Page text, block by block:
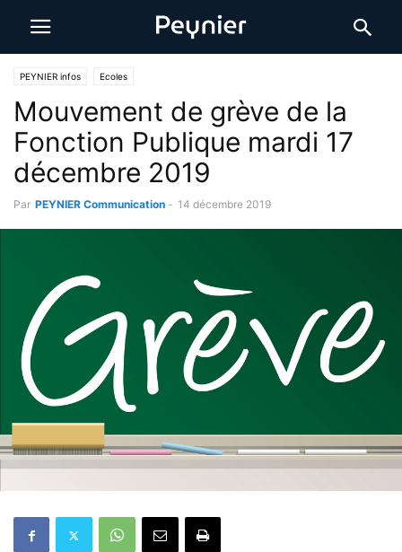
PEYNIER infos Ecoles
Mouvement de grève de la
Fonction Publique mardi 17
décembre 2019
Par PEYNIER Communication - 14 décembre 2019